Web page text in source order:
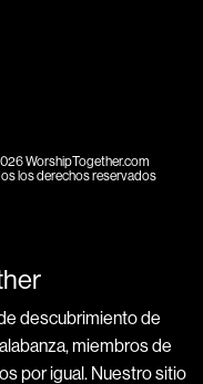
WorshipTogether.com
los derechos reservados
descubrimiento de
miembros de
por igual. Nuestro sitio